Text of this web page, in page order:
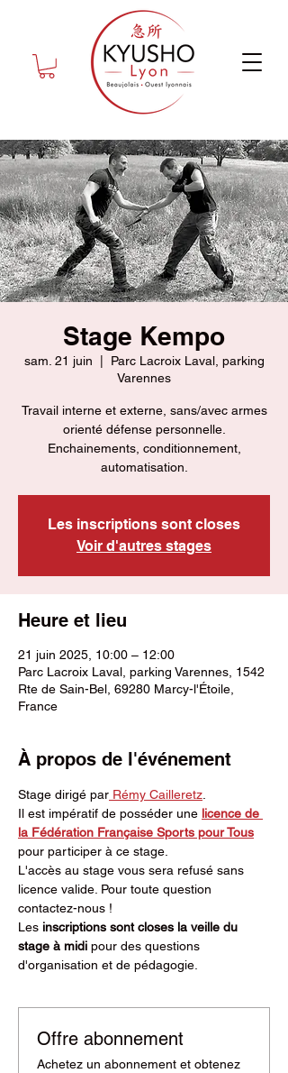
Stage Kempo
sam. 21 juin
Parc Lacroix Laval, parking
Varennes
Travail interne et externe, sans/avec armes
orienté défense personnelle.
Enchainements, conditionnement,
automatisation.
Les inscriptions sont closes
Voir d'autres stages
Heure et lieu
21 juin 2025, 10:00 – 12:00
Parc Lacroix Laval, parking Varennes, 1542
Rte de Sain-Bel, 69280 Marcy-l'Étoile,
France
À propos de l'événement
Stage dirigé par Rémy Cailleretz
Il est impératif de posséder une licence de
la Fédération Française Sports pour Tous
pour participer à ce stage.
L'accès au stage vous sera refusé sans
licence valide. Pour toute question
contactez-nous !
Les inscriptions sont closes la veille du
stage à midi pour des questions
d'organisation et de pédagogie.
Offre abonnement
Achetez un abonnement et obtenez